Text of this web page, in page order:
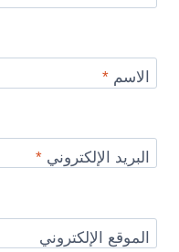
الاسم*
البريد الإلكتروني*
الموقع الإلكتروني